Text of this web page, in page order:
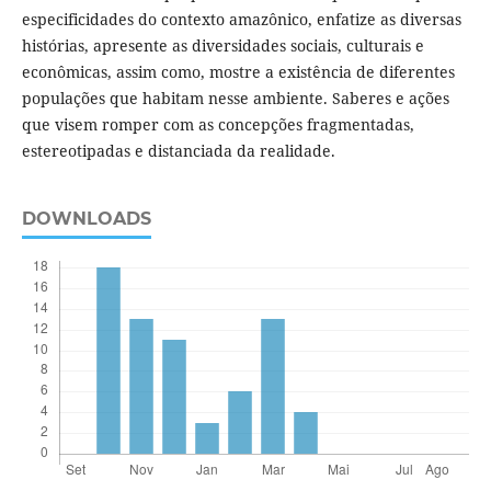
especificidades do contexto amazônico, enfatize as diversas
histórias, apresente as diversidades sociais, culturais e
econômicas, assim como, mostre a existência de diferentes
populações que habitam nesse ambiente. Saberes e ações
que visem romper com as concepções fragmentadas,
estereotipadas e distanciada da realidade.
DOWNLOADS